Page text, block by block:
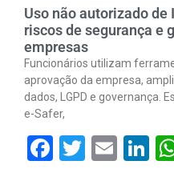
Uso não autorizado
riscos de segurança e
empresas
Funcionários utilizam
aprovação da empresa,
dados, LGPD e governança.
e-Safer,
Facebook
Twitter